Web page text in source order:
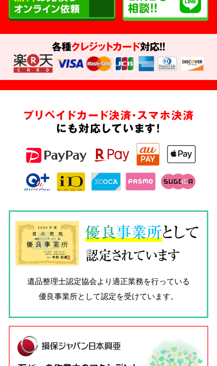
各種クレジットカード対応!!
プリペイドカード決済・スマホ決済
にも対応しています!
優良事業所として
認定されています
遺品整理士認定協会より適正業務を行っている
優良事業所として認定を受けています。